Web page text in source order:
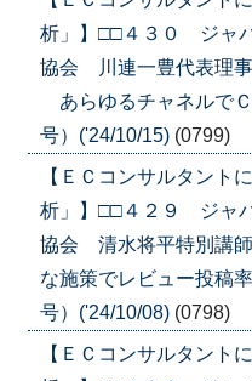
析」】□□４３０ ジャ
協会 川連一豊代表理
あらゆるチャネルで
号）('24/10/15) (0799)
【ＥＣコンサルタント
析」】□□４２９ ジャ
協会 清水将平特別講
な施策でレビュー投稿
号）('24/10/08) (0798)
【ＥＣコンサルタント